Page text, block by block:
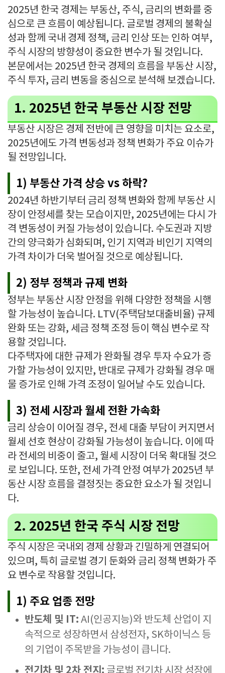
2025년 한국 경제는 부동산, 주식, 금리의 변화를 중
심으로 큰 흐름이 예상됩니다. 글로벌 경제의 불확실
성과 함께 국내 경제 정책, 금리 인상 또는 인하 여부,
주식 시장의 방향성이 중요한 변수가 될 것입니다.
본문에서는 2025년 한국 경제의 흐름을 부동산 시장,
주식 투자, 금리 변동을 중심으로 분석해 보겠습니다.
1. 2025년 한국 부동산 시장 전망
부동산 시장은 경제 전반에 큰 영향을 미치는 요소로,
2025년에도 가격 변동성과 정책 변화가 주요 이슈가
될 전망입니다.
1) 부동산 가격 상승 vs 하락?
2024년 하반기부터 금리 정책 변화와 함께 부동산 시
장이 안정세를 찾는 모습이지만, 2025년에는 다시 가
격 변동성이 커질 가능성이 있습니다. 수도권과 지방
간의 양극화가 심화되며, 인기 지역과 비인기 지역의
가격 차이가 더욱 벌어질 것으로 예상됩니다.
2) 정부 정책과 규제 변화
정부는 부동산 시장 안정을 위해 다양한 정책을 시행
할 가능성이 높습니다. LTV(주택담보대출비율) 규제
완화 또는 강화, 세금 정책 조정 등이 핵심 변수로 작
용할 것입니다.
다주택자에 대한 규제가 완화될 경우 투자 수요가 증
가할 가능성이 있지만, 반대로 규제가 강화될 경우 매
물 증가로 인해 가격 조정이 일어날 수도 있습니다.
3) 전세 시장과 월세 전환 가속화
금리 상승이 이어질 경우, 전세 대출 부담이 커지면서
월세 선호 현상이 강화될 가능성이 높습니다. 이에 따
라 전세의 비중이 줄고, 월세 시장이 더욱 확대될 것으
로 보입니다. 또한, 전세 가격 안정 여부가 2025년 부
동산 시장 흐름을 결정짓는 중요한 요소가 될 것입니
다.
2. 2025년 한국 주식 시장 전망
주식 시장은 국내외 경제 상황과 긴밀하게 연결되어
있으며, 특히 글로벌 경기 둔화와 금리 정책 변화가 주
요 변수로 작용할 것입니다.
1) 주요 업종 전망
반도체 및 IT: AI(인공지능)와 반도체 산업이 지
속적으로 성장하면서 삼성전자, SK하이닉스 등
의 기업이 주목받을 가능성이 큽니다.
전기차 및 2차 전지: